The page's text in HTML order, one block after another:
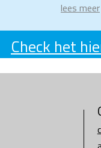
lees meer
Check het